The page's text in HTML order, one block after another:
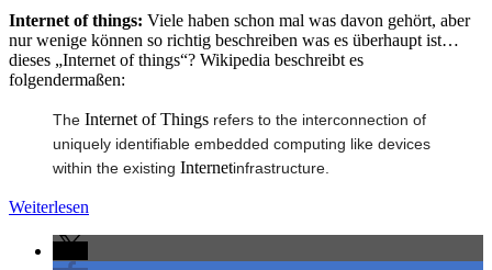
Internet of things: Viele haben schon mal was davon gehört, aber
nur wenige können so richtig beschreiben was es überhaupt ist…
dieses „Internet of things“? Wikipedia beschreibt es
folgendermaßen:
The Internet of Things refers to the interconnection of
uniquely identifiable embedded computing like devices
within the existing Internetinfrastructure.
Weiterlesen